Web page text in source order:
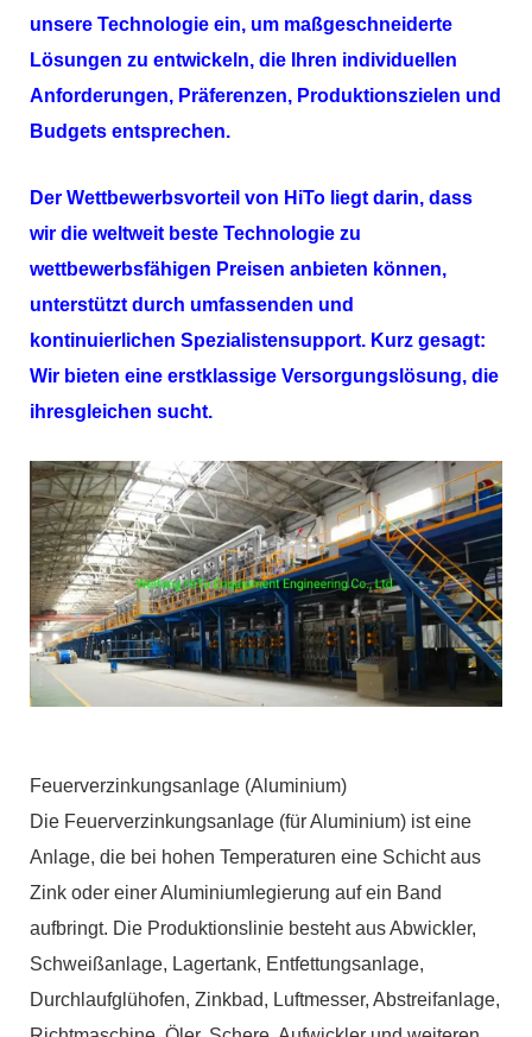
unsere Technologie ein, um maßgeschneiderte
Lösungen zu entwickeln, die Ihren individuellen
Anforderungen, Präferenzen, Produktionszielen und
Budgets entsprechen.
Der Wettbewerbsvorteil von HiTo liegt darin, dass
wir die weltweit beste Technologie zu
wettbewerbsfähigen Preisen anbieten können,
unterstützt durch umfassenden und
kontinuierlichen Spezialistensupport. Kurz gesagt:
Wir bieten eine erstklassige Versorgungslösung, die
ihresgleichen sucht.
Feuerverzinkungsanlage (Aluminium)
Die Feuerverzinkungsanlage (für Aluminium) ist eine
Anlage, die bei hohen Temperaturen eine Schicht aus
Zink oder einer Aluminiumlegierung auf ein Band
aufbringt. Die Produktionslinie besteht aus Abwickler,
Schweißanlage, Lagertank, Entfettungsanlage,
Durchlaufglühofen, Zinkbad, Luftmesser, Abstreifanlage,